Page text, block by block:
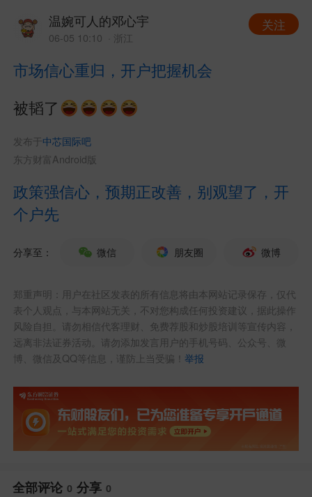
温婉可人的邓心宇
06-05 10:10 · 浙江
关注
市场信心重归，开户把握机会
被韬了
发布于 中芯国际吧
东方财富Android版
政策强信心，预期正改善，别观望了，开
个户先
分享至： 微信 朋友圈 微博
郑重声明：用户在社区发表的所有信息将由本网站记录保存，仅代
表个人观点，与本网站无关，不对您构成任何投资建议，据此操作
风险自担。请勿相信代客理财、免费荐股和炒股培训等宣传内容，
远离非法证券活动。请勿添加发言用户的手机号码、公众号、微
博、微信及QQ等信息，谨防上当受骗！举报
全部评论 0 分享 0